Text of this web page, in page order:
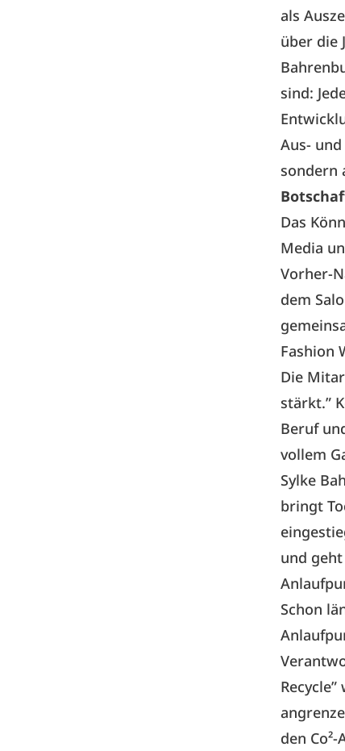
als
über die
sind:
Aus-
sondern
Das
Media
Vorher-
dem
Fashion
Die
stärkt.”
Beruf
vollem
Sylke
bringt
und
Schon
den